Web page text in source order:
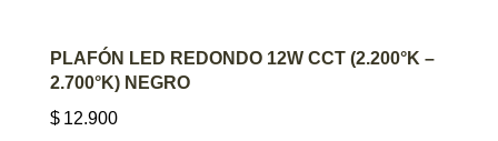
AGREGAR AL CARRITO
PLAFÓN LED REDONDO 12W CCT (2.200°K –
2.700°K) NEGRO
$ 12.900